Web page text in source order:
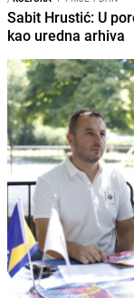
Sabit Hrustić: U
kao uredna arhiva